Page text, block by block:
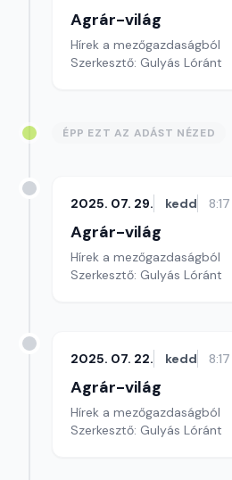
Agrár-világ
Hírek a mezőgazdaságból
Szerkesztő: Gulyás Lóránt
ÉPP EZT AZ ADÁST NÉZED
2025. 07. 29. kedd 8:17
Agrár-világ
Hírek a mezőgazdaságból
Szerkesztő: Gulyás Lóránt
2025. 07. 22. kedd 8:17
Agrár-világ
Hírek a mezőgazdaságból
Szerkesztő: Gulyás Lóránt